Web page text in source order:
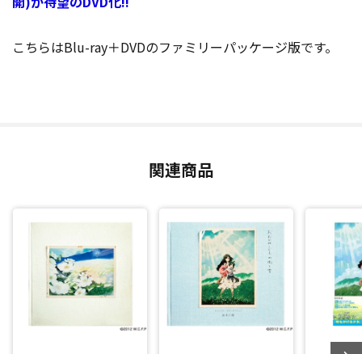
こちらはBlu-ray＋DVDのファミリーパッケージ版です。
関連商品